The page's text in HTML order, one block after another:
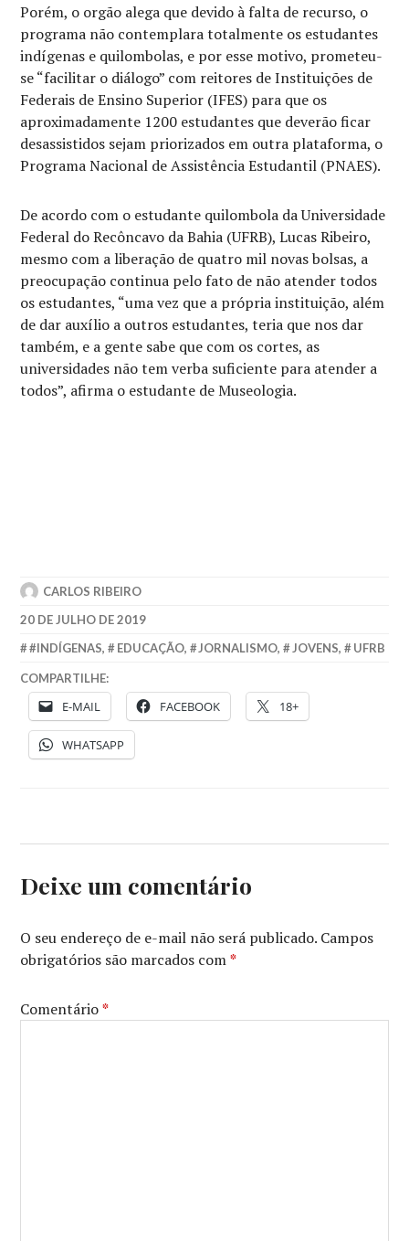
Porém, o orgão alega que devido à falta de recurso, o
programa não contemplara totalmente os estudantes
indígenas e quilombolas, e por esse motivo, prometeu-
se “facilitar o diálogo” com reitores de Instituições de
Federais de Ensino Superior (IFES) para que os
aproximadamente 1200 estudantes que deverão ficar
desassistidos sejam priorizados em outra plataforma, o
Programa Nacional de Assistência Estudantil (PNAES).
De acordo com o estudante quilombola da Universidade
Federal do Recôncavo da Bahia (UFRB), Lucas Ribeiro,
mesmo com a liberação de quatro mil novas bolsas, a
preocupação continua pelo fato de não atender todos
os estudantes, “uma vez que a própria instituição, além
de dar auxílio a outros estudantes, teria que nos dar
também, e a gente sabe que com os cortes, as
universidades não tem verba suficiente para atender a
todos”, afirma o estudante de Museologia.
CARLOS RIBEIRO
20 DE JULHO DE 2019
#INDÍGENAS, EDUCAÇÃO, JORNALISMO, JOVENS, UFRB
COMPARTILHE:
E-MAIL FACEBOOK 18+
WHATSAPP
Deixe um comentário
O seu endereço de e-mail não será publicado. Campos
obrigatórios são marcados com*
Comentário*